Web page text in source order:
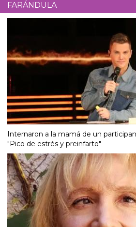
FARÁNDULA
Internaron a la mamá de un
"Pico de estrés y preinfarto"